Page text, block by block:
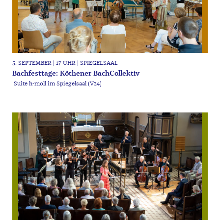
5. SEPTEMBER | 17 UHR | SPIEGELSAAL
Bachfesttage: Köthener BachCollektiv
Suite h-moll im Spiegelsaal (V24)